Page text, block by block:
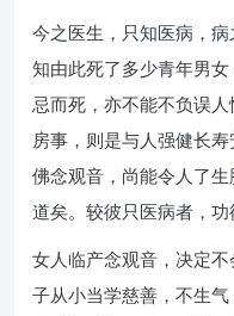
今之医生，只知医病，
知由此死了多少青年男
忌而死，亦不能不负误
房事，则是与人强健长
佛念观音，尚能令人了
道矣。较彼只医病者，功
女人临产念观音，决定
子从小当学慈善，不生